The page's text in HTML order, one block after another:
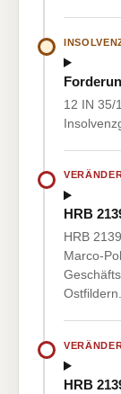
12 IN 35/
HRB
HRB
Marco-
Ostfildern.
HRB